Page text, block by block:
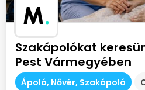
M.
Szakápolókat
Pest Vármegyében
Ápoló, Nővér, Szakápoló